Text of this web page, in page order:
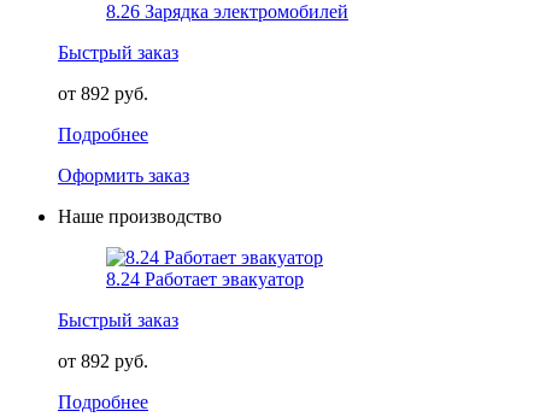
8.26 Зарядка электромобилей
Быстрый заказ
от 892 руб.
Подробнее
Оформить заказ
Наше производство
8.24 Работает эвакуатор
Быстрый заказ
от 892 руб.
Подробнее